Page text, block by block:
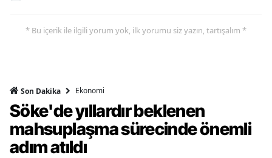
* Bu içerik ile ilgili yorum yok, ilk yorumu siz yazın, tartışalım *
Son Dakika Ekonomi
Söke'de yıllardır beklenen
mahsuplaşma sürecinde önemli
adım atıldı